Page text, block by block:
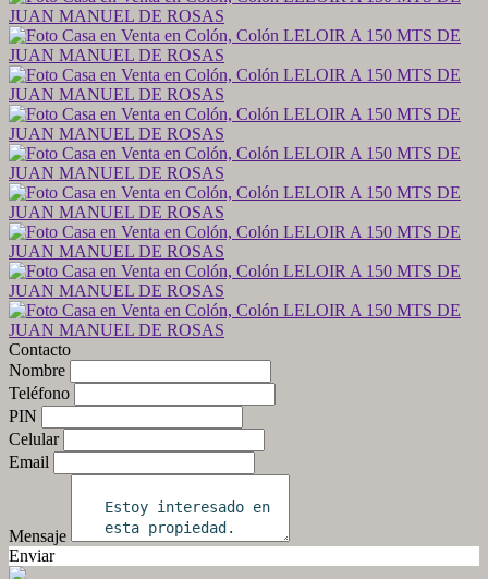
Contacto
Nombre
Teléfono
PIN
Celular
Email
Mensaje
Enviar